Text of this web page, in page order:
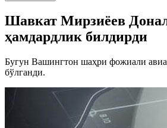
Шавкат Мирзиёев
ҳамдардлик билдирди
Бугун Вашингтон шаҳри фожиали
бўлганди.